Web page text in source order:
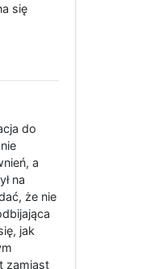
się
do
a
na
że nie
jak
zamiast